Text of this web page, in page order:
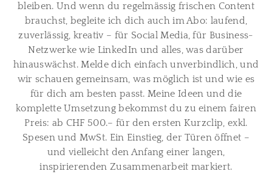
bleiben. Und wenn du regelmässig frischen Content
brauchst, begleite ich dich auch im Abo: laufend,
zuverlässig, kreativ – für Social Media, für Business-
Netzwerke wie LinkedIn und alles, was darüber
hinauswächst. Melde dich einfach unverbindlich, und
wir schauen gemeinsam, was möglich ist und wie es
für dich am besten passt. Meine Ideen und die
komplette Umsetzung bekommst du zu einem fairen
Preis: ab CHF 500.– für den ersten Kurzclip, exkl.
Spesen und MwSt. Ein Einstieg, der Türen öffnet –
und vielleicht den Anfang einer langen,
inspirierenden Zusammenarbeit markiert.